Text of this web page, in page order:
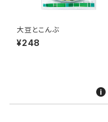
大豆とこんぶ
¥248